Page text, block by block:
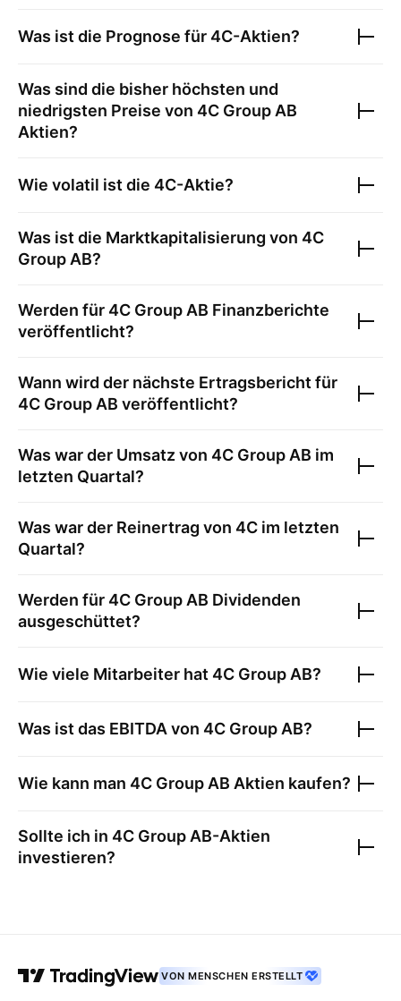
Was ist die Prognose für 4C-Aktien?
Was sind die bisher höchsten und
niedrigsten Preise von 4C Group AB
Aktien?
Wie volatil ist die 4C-Aktie?
Was ist die Marktkapitalisierung von 4C
Group AB?
Werden für 4C Group AB Finanzberichte
veröffentlicht?
Wann wird der nächste Ertragsbericht für
4C Group AB veröffentlicht?
Was war der Umsatz von 4C Group AB im
letzten Quartal?
Was war der Reinertrag von 4C im letzten
Quartal?
Werden für 4C Group AB Dividenden
ausgeschüttet?
Wie viele Mitarbeiter hat 4C Group AB?
Was ist das EBITDA von 4C Group AB?
Wie kann man 4C Group AB Aktien kaufen?
Sollte ich in 4C Group AB-Aktien
investieren?
VON MENSCHEN ERSTELLT